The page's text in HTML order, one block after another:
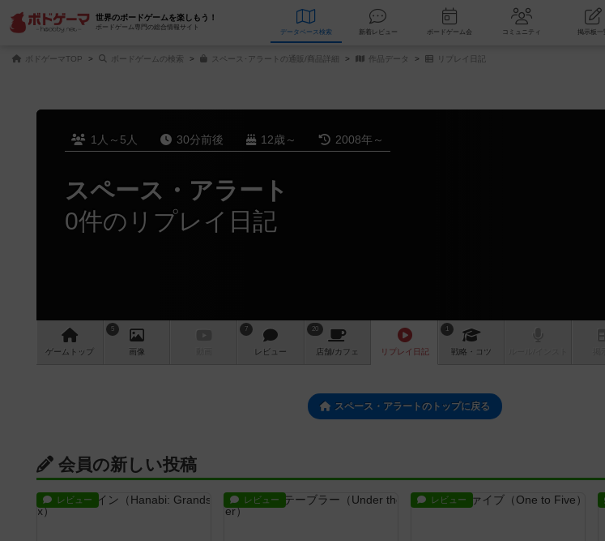
世界のボードゲームを楽しもう！
ボードゲーム専門の総合情報サイト
データベース 検索 新着レビュー ボードゲーム会 コミュニティ
ボドゲーマTOP ボードゲームの検索 スペース･アラートの通販/商品詳細 作品データ リプレイ日記
1人～5人 30分前後 12歳～ 2008年～
スペース・アラート
0件のリプレイ日記
ゲーム トップ
5
画像
7
レビュー
20
店舗/カフェ リプレイ 日記
1
戦略 ・コツ
スペース・アラートのトップに戻る
会員の新しい投稿
レビュー レビュー レビュー